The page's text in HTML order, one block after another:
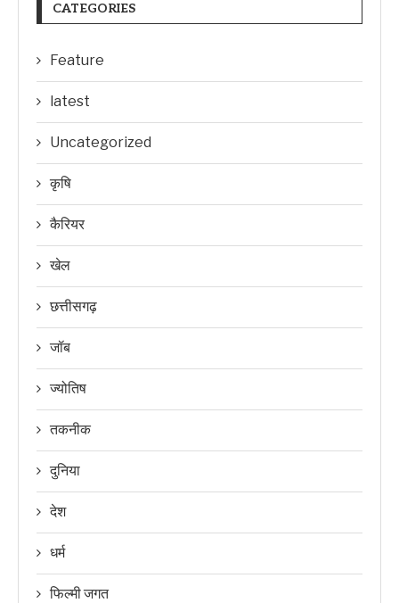
CATEGORIES
Feature
latest
Uncategorized
कृषि
कैरियर
खेल
छत्तीसगढ़
जॉब
ज्योतिष
तकनीक
दुनिया
देश
धर्म
फिल्मी जगत